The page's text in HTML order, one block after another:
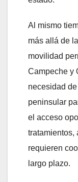
Al mismo
más allá de
movilidad
Campeche y
necesidad
peninsular
el acceso
tratamientos,
requieren
largo plazo.